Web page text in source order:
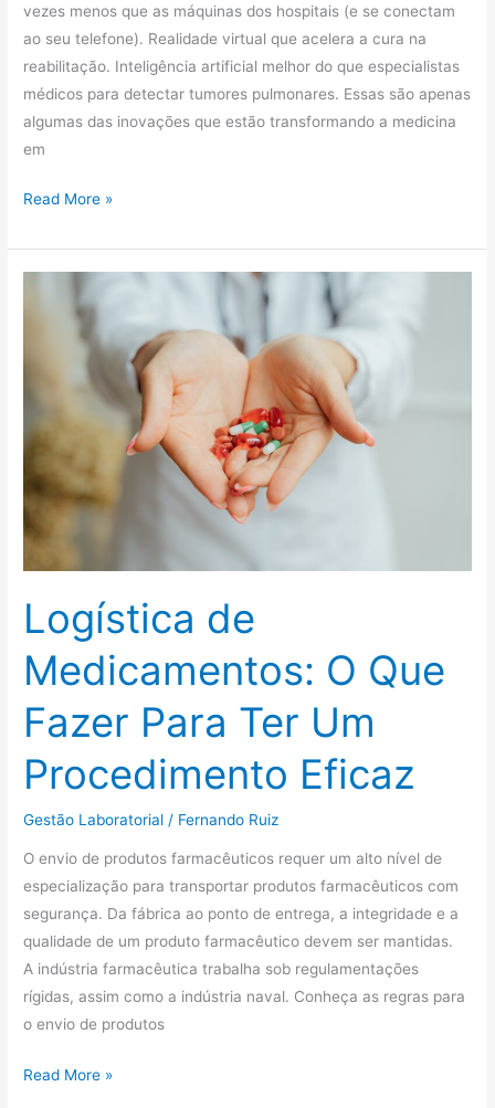
vezes menos que as máquinas dos hospitais (e se conectam
ao seu telefone). Realidade virtual que acelera a cura na
reabilitação. Inteligência artificial melhor do que especialistas
médicos para detectar tumores pulmonares. Essas são apenas
algumas das inovações que estão transformando a medicina
em
Read More »
Logística de
Medicamentos: O Que
Fazer Para Ter Um
Procedimento Eficaz
Gestão Laboratorial / Fernando Ruiz
O envio de produtos farmacêuticos requer um alto nível de
especialização para transportar produtos farmacêuticos com
segurança. Da fábrica ao ponto de entrega, a integridade e a
qualidade de um produto farmacêutico devem ser mantidas.
A indústria farmacêutica trabalha sob regulamentações
rígidas, assim como a indústria naval. Conheça as regras para
o envio de produtos
Medicamentos:
Para
Ter
Um
Procedimento
Read More »